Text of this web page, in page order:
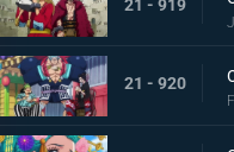
21 - 919
21 - 920